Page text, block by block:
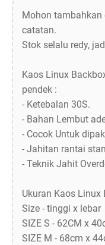
Mohon tambahkan
catatan.
Stok selalu redy,
Kaos Linux
pendek :
- Ketebalan 30S.
- Bahan Lembut
- Cocok Untuk
- Jahitan rantai
- Teknik Jahit
Ukuran Kaos Linux
Size - tinggi x lebar
SIZE S - 62CM x
SIZE M - 68cm x